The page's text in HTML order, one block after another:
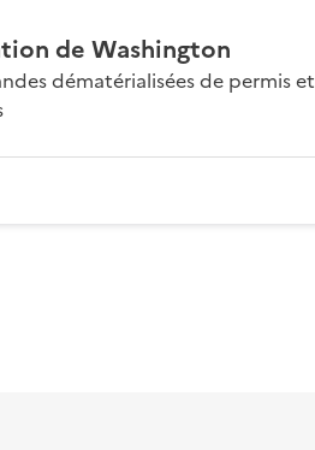
de Washington
dématérialisées de permis et